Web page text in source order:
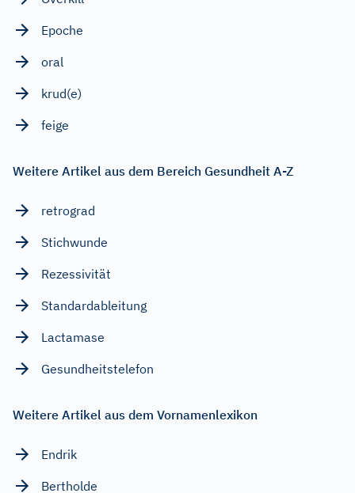
Epoche
oral
krud(e)
feige
Weitere Artikel aus dem Bereich Gesundheit A-Z
retrograd
Stichwunde
Rezessivität
Standardableitung
Lactamase
Gesundheitstelefon
Weitere Artikel aus dem Vornamenlexikon
Endrik
Bertholde